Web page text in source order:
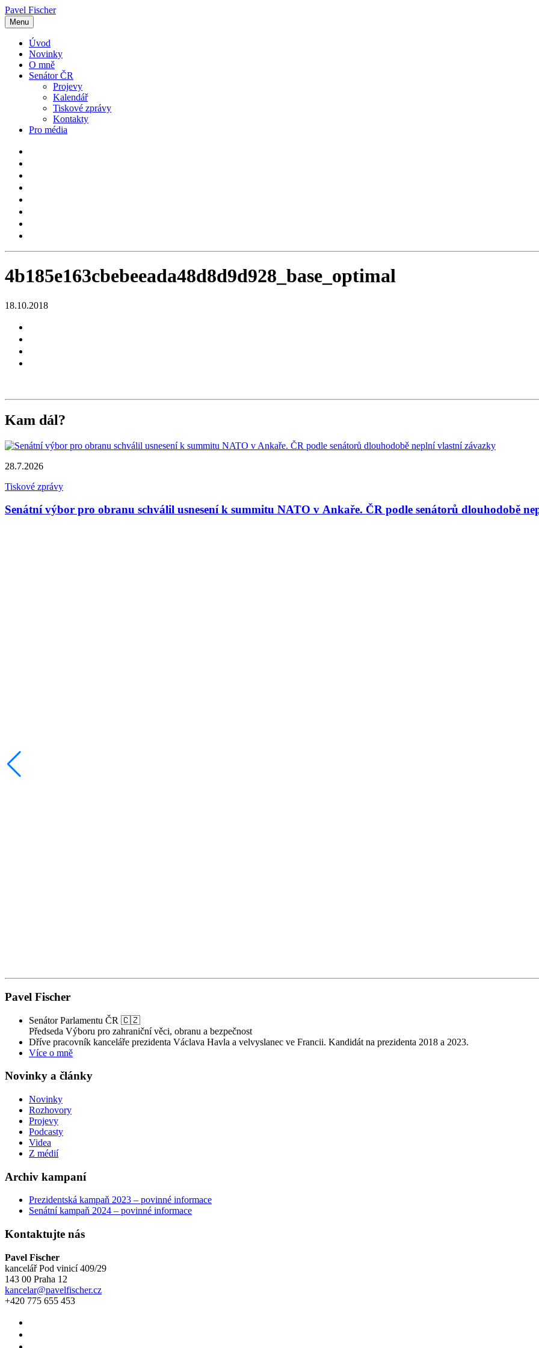
Pavel Fischer
Menu
Úvod
Novinky
O mně
Senátor ČR
Projevy
Kalendář
Tiskové zprávy
Kontakty
Pro média
4b185e163cbebeeada48d8d9d928_base_optimal
18.10.2018
Kam dál?
28.7.2026
Tiskové zprávy
Senátní výbor pro obranu schválil usnesení k summitu NATO v Ankaře. ČR podle senátorů dlouhodobě
Pavel Fischer
Senátor Parlamentu ČR 🇨🇿
Předseda Výboru pro zahraniční věci, obranu a bezpečnost
Dříve pracovník kanceláře prezidenta Václava Havla a velvyslanec ve Francii. Kandidát na prezidenta 2018 a 2023.
Více o mně
Novinky a články
Novinky
Rozhovory
Projevy
Podcasty
Videa
Z médií
Archiv kampaní
Prezidentská kampaň 2023 – povinné informace
Senátní kampaň 2024 – povinné informace
Kontaktujte nás
Pavel Fischer
kancelář Pod vinicí 409/29
143 00 Praha 12
kancelar@pavelfischer.cz
+420 775 655 453